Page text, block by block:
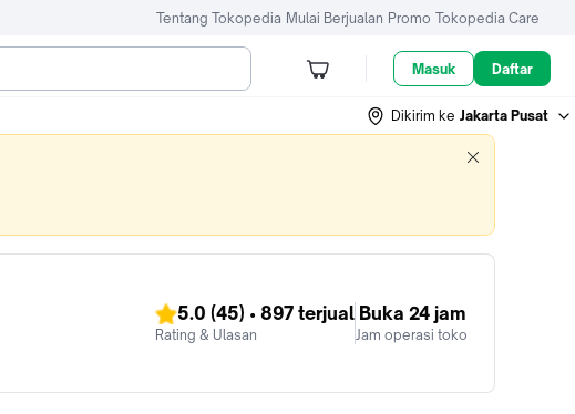
Tentang Tokopedia Mulai Berjualan Promo Tokopedia Care
Masuk Daftar
Dikirim ke Jakarta Pusat
5.0 (45) • 897 terjual
Rating & Ulasan
Buka 24 jam
Jam operasi toko